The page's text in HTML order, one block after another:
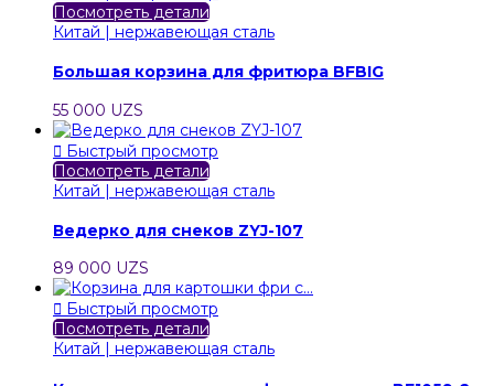
Посмотреть детали
Китай | нержавеющая сталь
Большая корзина для фритюра BFBIG
55 000 UZS
 Быстрый просмотр
Посмотреть детали
Китай | нержавеющая сталь
Ведерко для снеков ZYJ-107
89 000 UZS
 Быстрый просмотр
Посмотреть детали
Китай | нержавеющая сталь